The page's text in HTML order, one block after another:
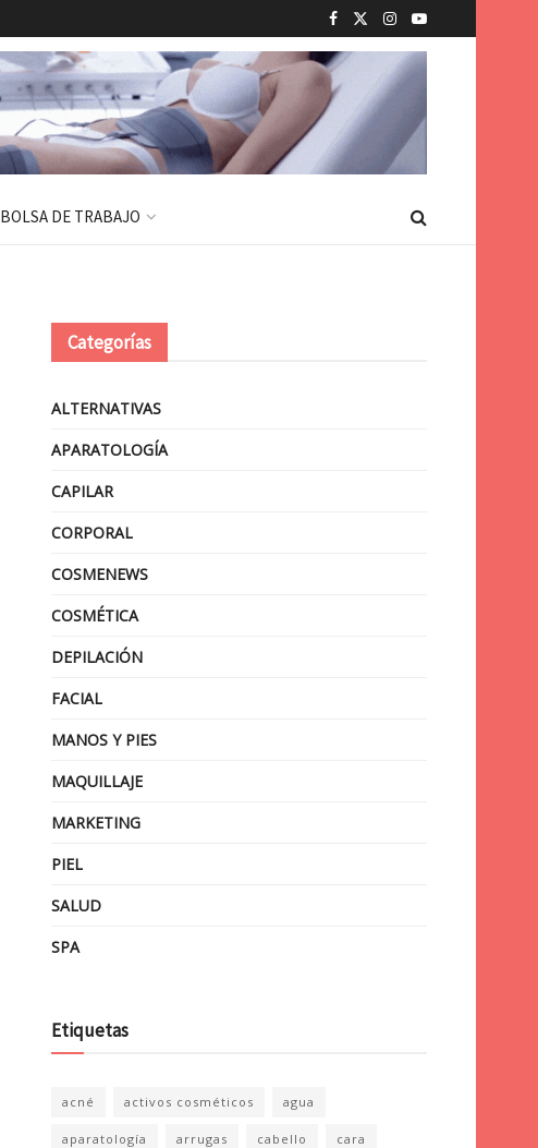
BOLSA DE TRABAJO
Categorías
ALTERNATIVAS
APARATOLOGÍA
CAPILAR
CORPORAL
COSMENEWS
COSMÉTICA
DEPILACIÓN
FACIAL
MANOS Y PIES
MAQUILLAJE
MARKETING
PIEL
SALUD
SPA
Etiquetas
acné activos cosméticos agua
aparatología arrugas cabello cara